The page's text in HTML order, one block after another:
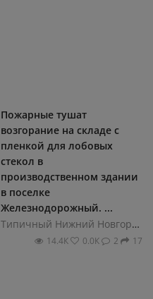
Пожарные тушат
возгорание на складе с
пленкой для лобовых
стекол в
производственном здании
в поселке
Железнодорожный. ...
Типичный Нижний Новгород
14.4К 0.0К 2 17